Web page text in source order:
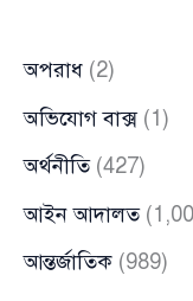
অপরাধ (2)
অভিযোগ বাক্স(1)
অর্থনীতি(427)
আইন আদালত
আন্তর্জাতিক (989)